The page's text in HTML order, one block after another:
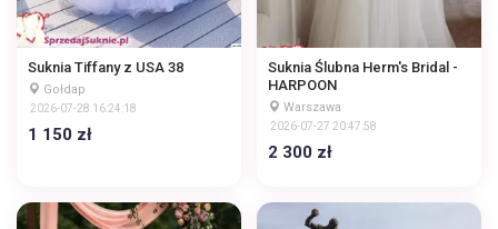
Suknia Tiffany z USA 38
Gołdap
2026-07-28 16:24:18
1 150 zł
Suknia Ślubna Herm's Bridal -
HARPOON
Warszawa
2026-07-27 20:47:58
2 300 zł